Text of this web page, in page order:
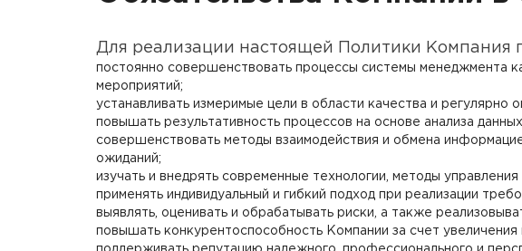
Для реализации настоящей Политики Компания
постоянно совершенствовать процессы системы менеджмента
мероприятий;
устанавливать измеримые цели в области качества и регулярно
повышать результативность процессов на основе анализа
совершенствовать методы взаимодействия и обмена
ожиданий;
изучать и внедрять современные технологии, методы
применять индивидуальный и гибкий подход при реализации
выявлять, оценивать и обрабатывать риски, а также
повышать конкурентоспособность Компании за счет